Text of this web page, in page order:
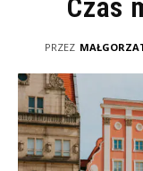
Czas
PRZEZ